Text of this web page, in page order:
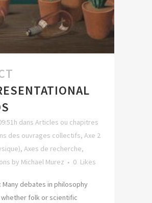
dans Articles ou chapitres
des ouvrages collectifs, Axe 2
, Axes de recherche,
by Michael Murez 0 Likes
Many debates in philosophy
folk or scientific